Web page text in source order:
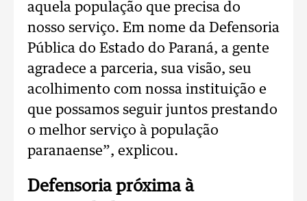
aquela população que precisa do
nosso serviço. Em nome da Defensoria
Pública do Estado do Paraná, a gente
agradece a parceria, sua visão, seu
acolhimento com nossa instituição e
que possamos seguir juntos prestando
o melhor serviço à população
paranaense”, explicou.
Defensoria próxima à